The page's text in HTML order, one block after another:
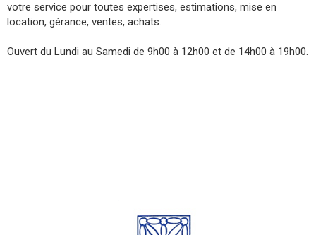
votre service pour toutes expertises, estimations, mise en
location, gérance, ventes, achats.
Ouvert du Lundi au Samedi de 9h00 à 12h00 et de 14h00 à 19h00.